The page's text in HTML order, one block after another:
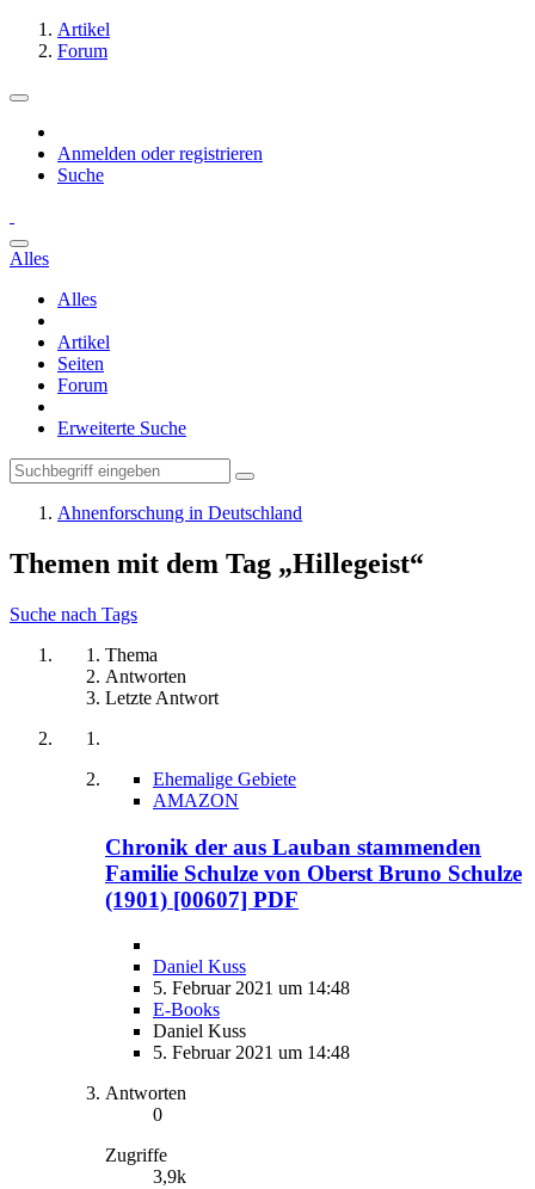
Artikel
Forum
Anmelden oder registrieren
Suche
Alles
Alles
Artikel
Seiten
Forum
Erweiterte Suche
Ahnenforschung in Deutschland
Themen mit dem Tag „Hillegeist“
Suche nach Tags
Thema
Antworten
Letzte Antwort
Ehemalige Gebiete
AMAZON
Chronik der aus Lauban stammenden
Familie Schulze von Oberst Bruno Schulze
(1901) [00607] PDF
Daniel Kuss
5. Februar 2021 um 14:48
E-Books
Daniel Kuss
5. Februar 2021 um 14:48
Antworten
0
Zugriffe
3,9k